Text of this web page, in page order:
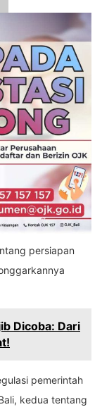
persiapan
Dicoba: Dari
pemerintah
kedua tentang